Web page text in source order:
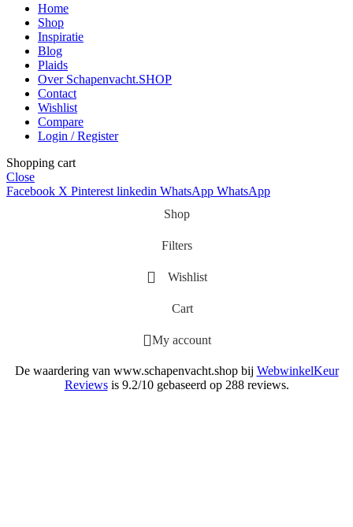
Home
Shop
Inspiratie
Blog
Plaids
Over Schapenvacht.SHOP
Contact
Wishlist
Compare
Login / Register
Shopping cart
Close
Facebook X Pinterest linkedin WhatsApp WhatsApp
Shop
Filters
Wishlist
Cart
My account
De waardering van www.schapenvacht.shop bij WebwinkelKeur
Reviewsis 9.2/10 gebaseerd op 288 reviews.